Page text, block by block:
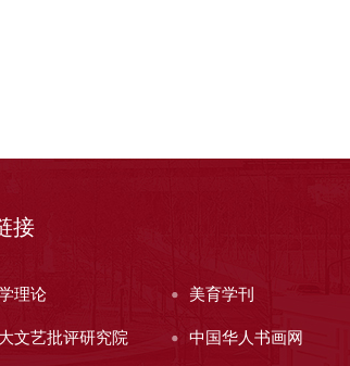
接
理论 美育学刊
文艺批评研究院 中国华人书画网